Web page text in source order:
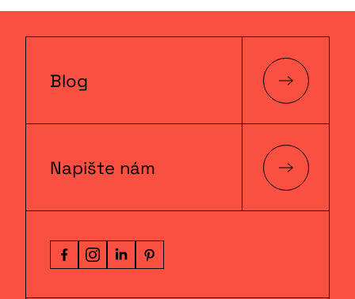
Blog
Napište nám